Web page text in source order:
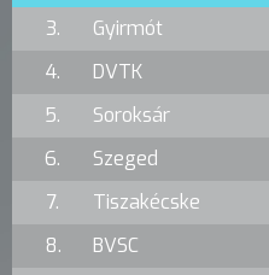
3.
Gyirmót
4.
DVTK
5.
Soroksár
6.
Szeged
7.
Tiszakécske
8.
BVSC